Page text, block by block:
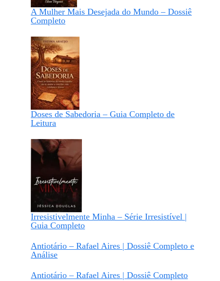
A Mulher Mais Desejada do Mundo – Dossiê
Completo
Doses de Sabedoria – Guia Completo de
Leitura
Irresistivelmente Minha – Série Irresistível |
Guia Completo
Antiotário – Rafael Aires | Dossiê Completo e
Análise
Antiotário – Rafael Aires | Dossiê Completo